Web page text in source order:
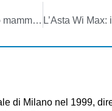
Televisione. Addio mamma TV
di Milano nel 1999,